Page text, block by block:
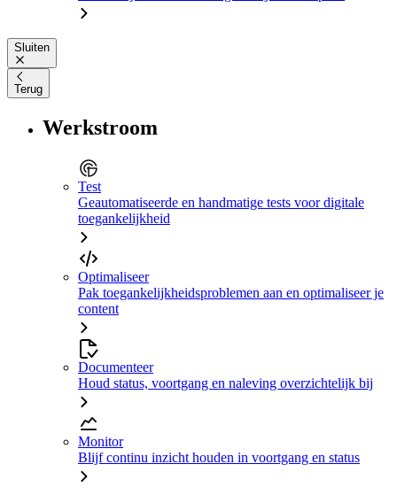
Sluiten
Terug
Werkstroom
Test
Geautomatiseerde en handmatige tests voor digitale
toegankelijkheid
Optimaliseer
Pak toegankelijkheidsproblemen aan en optimaliseer je
content
Documenteer
Houd status, voortgang en naleving overzichtelijk bij
Monitor
Blijf continu inzicht houden in voortgang en status